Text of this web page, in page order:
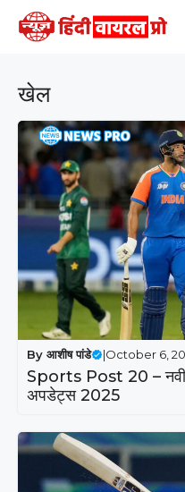
Skip
खेल
By आशीष पांडे |October 6,
Sports Post 20 –
अपडेट्स 2025